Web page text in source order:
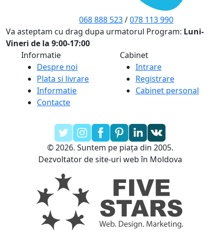
068 888 523/078 113 990
Va asteptam cu drag dupa urmatorul Program: Luni-
Vineri de la 9:00-17:00
Informatie
Despre noi
Plata si livrare
Informatie
Contacte
Cabinet
Intrare
Registrare
Cabinet personal
© 2026. Suntem pe piața din 2005.
Dezvoltator de site-uri web în Moldova